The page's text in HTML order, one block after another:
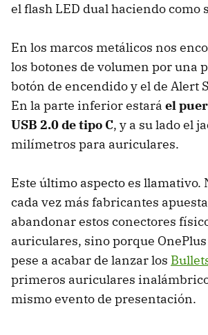
el flash LED dual haciendo como
En los marcos metálicos nos
los botones de volumen por una
botón de encendido y el de Alert
En la parte inferior estará el
USB 2.0 de tipo C, y a su lado el
milímetros para auriculares.
Este último aspecto es llamativo.
cada vez más fabricantes
abandonar estos conectores
auriculares, sino porque
pese a acabar de lanzar los
primeros auriculares
mismo evento de presentación.